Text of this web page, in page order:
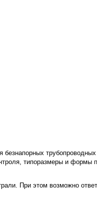
трубопроводных
типоразмеры и формы
При этом возможно